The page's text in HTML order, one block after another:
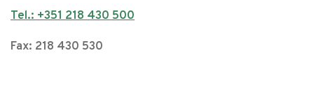
Tel.: +351 218 430 500
Fax: 218 430 530